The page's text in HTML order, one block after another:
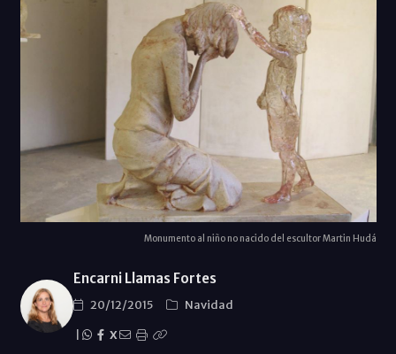
Monumento al niño no nacido del escultor Martin Hudá
Encarni Llamas Fortes
20/12/2015
Navidad
X